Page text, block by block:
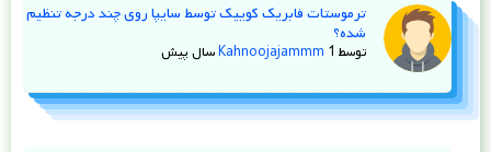
ترموستات فابریک کوییک توسط سایپا روی چند درجه تنظیم
شده؟
توسط Kahnoojajammm 1 سال پیش